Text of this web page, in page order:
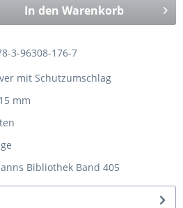
In den Warenkorb
3-96308-176-7
mit Schutzumschlag
mm
Bibliothek Band 405